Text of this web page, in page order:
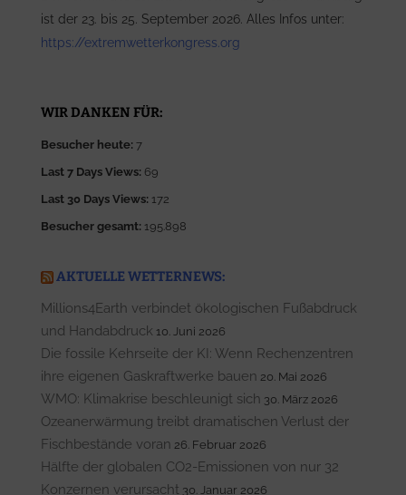
ist der 23. bis 25. September 2026. Alles Infos unter:
https://extremwetterkongress.org
WIR DANKEN FÜR:
Besucher heute: 7
Last 7 Days Views: 69
Last 30 Days Views: 172
Besucher gesamt: 195.898
AKTUELLE WETTERNEWS:
Millions4Earth verbindet ökologischen Fußabdruck
und Handabdruck 10. Juni 2026
Die fossile Kehrseite der KI: Wenn Rechenzentren
ihre eigenen Gaskraftwerke bauen 20. Mai 2026
WMO: Klimakrise beschleunigt sich 30. März 2026
Ozeanerwärmung treibt dramatischen Verlust der
Fischbestände voran 26. Februar 2026
Hälfte der globalen CO2-Emissionen von nur 32
Konzernen verursacht 30. Januar 2026